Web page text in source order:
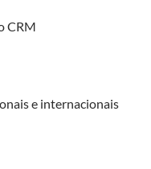
CRM
e internacionais